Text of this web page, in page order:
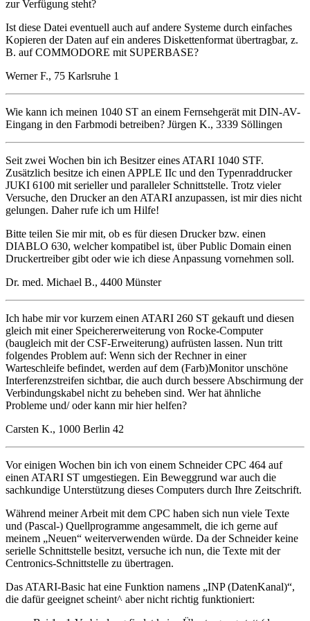
zur Verfügung steht?
Ist diese Datei eventuell auch auf andere Systeme durch einfaches
Kopieren der Daten auf ein anderes Diskettenformat übertragbar, z.
B. auf COMMODORE mit SUPERBASE?
Werner F., 75 Karlsruhe 1
Wie kann ich meinen 1040 ST an einem Fernsehgerät mit DIN-AV-
Eingang in den Farbmodi betreiben? Jürgen K., 3339 Söllingen
Seit zwei Wochen bin ich Besitzer eines ATARI 1040 STF.
Zusätzlich besitze ich einen APPLE IIc und den Typenraddrucker
JUKI 6100 mit serieller und paralleler Schnittstelle. Trotz vieler
Versuche, den Drucker an den ATARI anzupassen, ist mir dies nicht
gelungen. Daher rufe ich um Hilfe!
Bitte teilen Sie mir mit, ob es für diesen Drucker bzw. einen
DIABLO 630, welcher kompatibel ist, über Public Domain einen
Druckertreiber gibt oder wie ich diese Anpassung vornehmen soll.
Dr. med. Michael B., 4400 Münster
Ich habe mir vor kurzem einen ATARI 260 ST gekauft und diesen
gleich mit einer Speichererweiterung von Rocke-Computer
(baugleich mit der CSF-Erweiterung) aufrüsten lassen. Nun tritt
folgendes Problem auf: Wenn sich der Rechner in einer
Warteschleife befindet, werden auf dem (Farb)Monitor unschöne
Interferenzstreifen sichtbar, die auch durch bessere Abschirmung der
Verbindungskabel nicht zu beheben sind. Wer hat ähnliche
Probleme und/ oder kann mir hier helfen?
Carsten K., 1000 Berlin 42
Vor einigen Wochen bin ich von einem Schneider CPC 464 auf
einen ATARI ST umgestiegen. Ein Beweggrund war auch die
sachkundige Unterstützung dieses Computers durch Ihre Zeitschrift.
Während meiner Arbeit mit dem CPC haben sich nun viele Texte
und (Pascal-) Quellprogramme angesammelt, die ich gerne auf
meinem „Neuen“ weiterverwenden würde. Da der Schneider keine
serielle Schnittstelle besitzt, versuche ich nun, die Texte mit der
Centronics-Schnittstelle zu übertragen.
Das ATARI-Basic hat eine Funktion namens „INP (DatenKanal)“,
die dafür geeignet scheint^ aber nicht richtig funktioniert: